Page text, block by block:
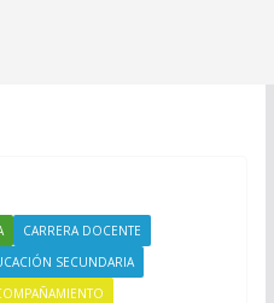
CARRERA DOCENTE
SECUNDARIA